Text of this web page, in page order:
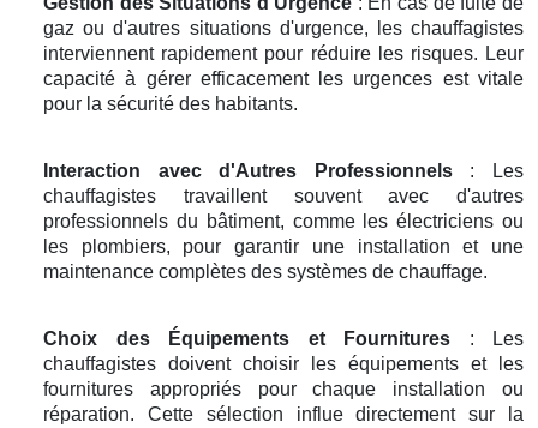
gaz ou d'autres situations d'urgence, les chauffagistes
interviennent rapidement pour réduire les risques. Leur
capacité à gérer efficacement les urgences est vitale
pour la sécurité des habitants.
Interaction avec d'Autres Professionnels: Les
chauffagistes travaillent souvent avec d'autres
professionnels du bâtiment, comme les électriciens ou
les plombiers, pour garantir une installation et une
maintenance complètes des systèmes de chauffage.
Choix des Équipements et Fournitures : Les
chauffagistes doivent choisir les équipements et les
fournitures appropriés pour chaque installation ou
réparation. Cette sélection influe directement sur la